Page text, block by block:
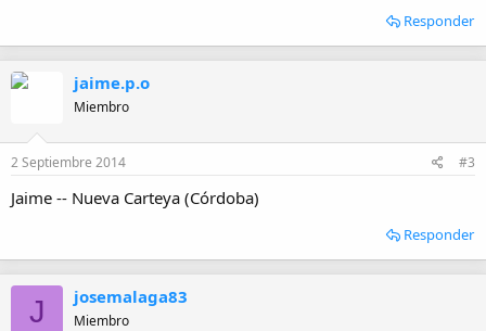
Responder
jaime.p.o
Miembro
2 Septiembre 2014 #3
Jaime -- Nueva Carteya (Córdoba)
Responder
J josemalaga83
Miembro